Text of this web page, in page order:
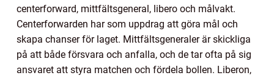
centerforward, mittfältsgeneral, libero och målvakt.
Centerforwarden har som uppdrag att göra mål och
skapa chanser för laget. Mittfältsgeneraler är skickliga
på att både försvara och anfalla, och de tar ofta på sig
ansvaret att styra matchen och fördela bollen. Liberon,